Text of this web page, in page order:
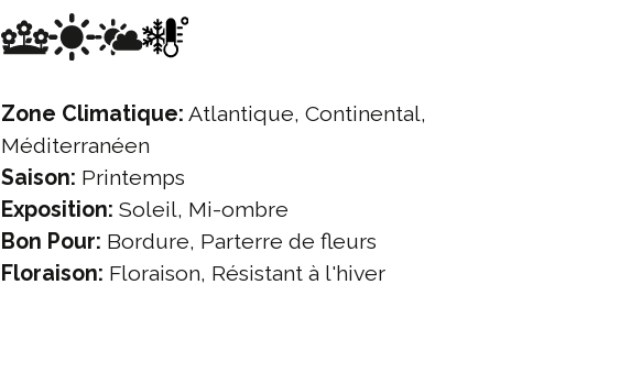
Zone Climatique: Atlantique, Continental,
Méditerranéen
Saison: Printemps
Exposition: Soleil, Mi-ombre
Bon Pour: Bordure, Parterre de fleurs
Floraison: Floraison, Résistant à l'hiver